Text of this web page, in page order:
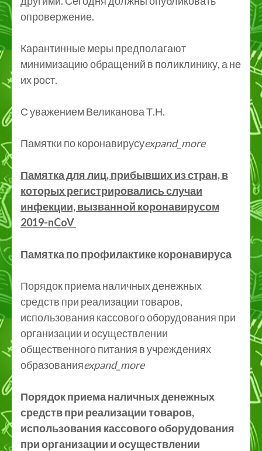
опровержение.
Карантинные меры предполагают
минимизацию обращений в поликлинику, а не
их рост.
С уважением Великанова Т.Н.
Памятки по коронавирусуexpand_more
Памятка для лиц, прибывших из стран, в
которых регистрировались случаи
инфекции, вызванной коронавирусом
2019-nCoV
Памятка по профилактике коронавируса
Порядок приема наличных денежных
средств при реализации товаров,
использования кассового оборудования при
организации и осуществлении
общественного питания в учреждениях
образованияexpand_more
Порядок приема наличных денежных
средств при реализации товаров,
использования кассового оборудования
при организации и осуществлении